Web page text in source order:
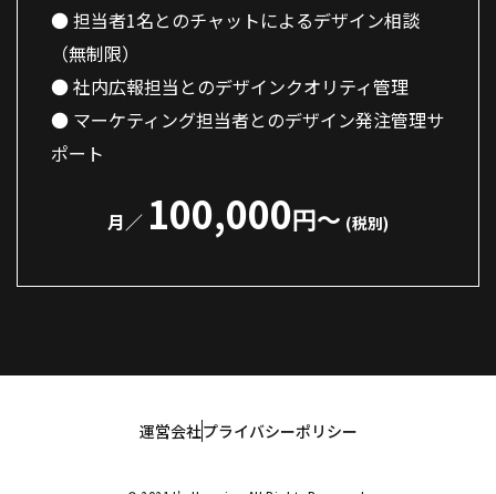
担当者1名とのチャットによるデザイン相談
（無制限）
社内広報担当とのデザインクオリティ管理
マーケティング担当者とのデザイン発注管理サ
ポート
100,000
運営会社プライバシーポリシー